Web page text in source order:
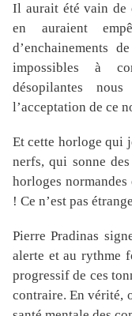
Il aurait été vain de
en auraient
d’enchainements
impossibles à
désopilantes
l’acceptation de ce
Et cette horloge qui
nerfs, qui sonne
horloges
! Ce n’est pas
Pierre Pradinas
alerte et au rythme
progressif de ces
contraire. En vérité,